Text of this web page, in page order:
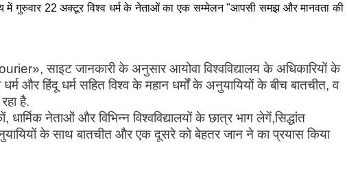
में गुरुवार 22 अक्टूर विश्व धर्म के नेताओं का एक सम्मेलन "आपसी समझ और मानवता की
साइट जानकारी के अनुसार आयोवा विश्वविद्यालय के अधिकारियों के
और हिंदू धर्म सहित विश्व के महान धर्मों के अनुयायियों के बीच बातचीत, व
है.
नेताओं और विभिन्न विश्वविद्यालयों के छात्र भाग लेगें,सिद्धांत
के साथ बातचीत और एक दूसरे को बेहतर जान ने का प्रयास किया